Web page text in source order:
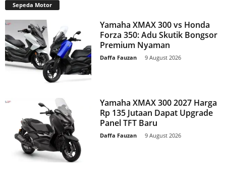
Sepeda Motor
Yamaha XMAX 300 vs Honda
Forza 350: Adu Skutik Bongsor
Premium Nyaman
Daffa Fauzan 9 August 2026
Yamaha XMAX 300 2027 Harga
Rp 135 Jutaan Dapat Upgrade
Panel TFT Baru
Daffa Fauzan 9 August 2026